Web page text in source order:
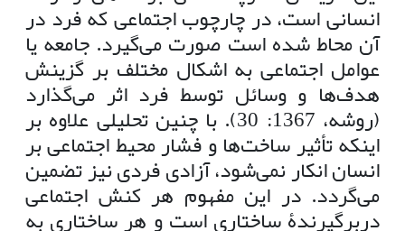
انسانی است، در چارچوب اجتماعی که فرد در
آن محاط شده است صورت می‌گیرد. جامعه یا
عوامل اجتماعی به اشکال مختلف بر گزینش
هدف‌ها و وسائل توسط فرد اثر می‌گذارد
(روشه، 1367: 30). با چنین تحلیلی علاوه بر
اینکه تأثیر ساخت‌ها و فشار محیط اجتماعی بر
انسان انکار نمی‌شود، آزادی فردی نیز تضمین
می‌گردد. در این مفهوم هر کنش اجتماعی
دربرگیرندۀ ساختاری است و هر ساختاری به